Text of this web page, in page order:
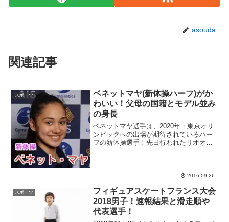
asouda
関連記事
スポーツ
ベネットマヤ(新体操ハーフ)がか
わいい！父母の国籍とモデル並み
の身長
ベネットマヤ選手は、2020年・東京オリ
ンピックへの出場が期待されているハー
フの新体操選手！先日行われたリオオリ
2016.09.26
スポーツ
フィギュアスケートフランス大会
2018男子！速報結果と滑走順や
代表選手！